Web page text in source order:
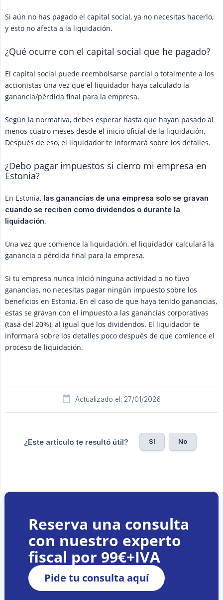
Si aún no has pagado el capital social, ya no necesitas hacerlo,
y esto no afecta a la liquidación.
¿Qué ocurre con el capital social que he pagado?
El capital social puede reembolsarse parcial o totalmente a los
accionistas una vez que el liquidador haya calculado la
ganancia/pérdida final para la empresa.
Según la normativa, debes esperar hasta que hayan pasado al
menos cuatro meses desde el inicio oficial de la liquidación.
Después de eso, el liquidador te informará sobre los detalles.
¿Debo pagar impuestos si cierro mi empresa en
Estonia?
En Estonia, las ganancias de una empresa solo se gravan
cuando se reciben como dividendos o durante la
liquidación.
Una vez que comience la liquidación, el liquidador calculará la
ganancia o pérdida final para la empresa.
Si tu empresa nunca inició ninguna actividad o no tuvo
ganancias, no necesitas pagar ningún impuesto sobre los
beneficios en Estonia. En el caso de que haya tenido ganancias,
estas se gravan con el impuesto a las ganancias corporativas
(tasa del 20%), al igual que los dividendos. El liquidador te
informará sobre los detalles poco después de que comience el
proceso de liquidación.
Actualizado el: 27/01/2026
¿Este artículo te resultó útil? Sí No
Reserva una consulta
con nuestro experto
fiscal por 99€+IVA
Pide tu consulta aquí